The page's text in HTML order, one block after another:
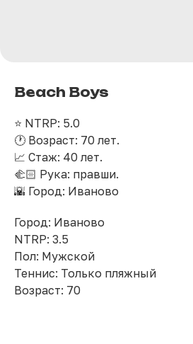
Beach Boys
⭐️ NTRP: 5.0
🕐 Возраст: 70 лет.
📈 Стаж: 40 лет.
🫲🏻 Рука: правши.
🌇 Город: Иваново
Город: Иваново
NTRP: 3.5
Пол: Мужской
Теннис: Только пляжный
Возраст: 70